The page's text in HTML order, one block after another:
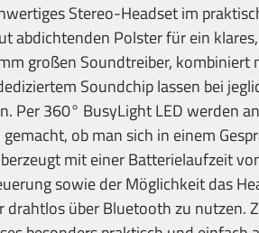
Stereo-Headset im
abdichtenden Polster für ein klares,
großen Soundtreiber, kombiniert
Soundchip lassen bei
Per 360° BusyLight LED werden
ob man sich in einem
mit einer Batterielaufzeit
sowie der Möglichkeit das
drahtlos über Bluetooth zu nutzen.